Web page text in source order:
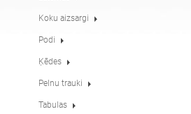
Pergolas
angļu (USA)
franču
Koku aizsargi
Podi
Ķēdes
Pelnu trauki
Tabulas